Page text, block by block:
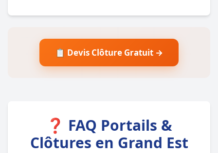
📋 Devis Clôture Gratuit →
❓ FAQ Portails &
Clôtures en Grand Est